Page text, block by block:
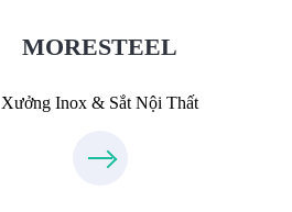
MORESTEEL
Xưởng Inox & Sắt Nội Thất